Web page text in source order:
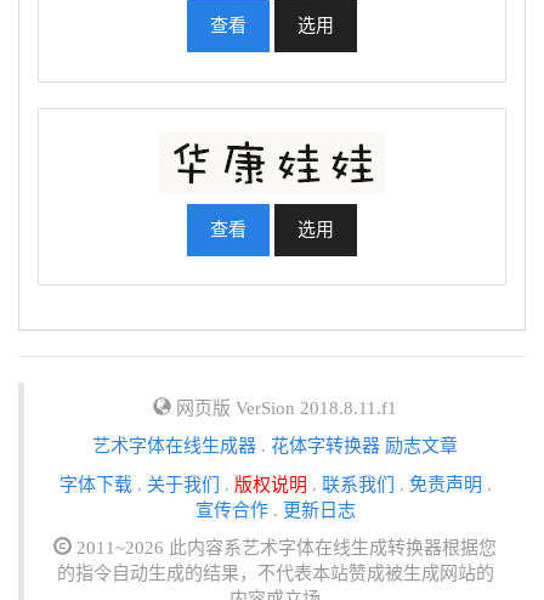
查看 选用
查看 选用
网页版 VerSion 2018.8.11.f1
艺术字体在线生成器 . 花体字转换器 励志文章
字体下载. 关于我们 . 版权说明 . 联系我们 . 免责声明 .
宣传合作. 更新日志
2011~2026 此内容系艺术字体在线生成转换器根据您
的指令自动生成的结果，不代表本站赞成被生成网站的